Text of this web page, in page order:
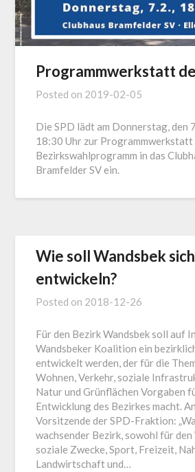
Programmwerkstatt
Posted on 2019-02-05
Die SPD lädt am Donnerstag, den
18:30 Uhr zur Programmwerkstatt
Bezirkswahlprogramm in das
Bramfelder SV ein.
Wie soll Wandsbek sich
entwickeln?
Posted on 2018-12-26
Für den Bezirk Wandsbek soll auf
Wandsbeker Koalition ein
entwickelt werden, der für die
Wohnen, Verkehr, soziale
Natur und Grünflächen Vorgaben
Entwicklung des Bezirkes macht.
Vorsitzende der SPD-Fraktion:
wachsender Bezirk, sowohl für den
soziale Zwecke, Sport, Freizeit,
Landwirtschaft und…